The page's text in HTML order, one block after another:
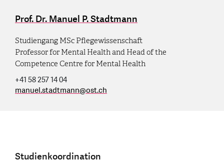
Prof. Dr. Manuel P. Stadtmann
Studiengang MSc Pflegewissenschaft
Professor for Mental Health and Head of the
Competence Centre for Mental Health
+41 58 257 14 04
manuel.stadtmann@ost.ch
Studienkoordination